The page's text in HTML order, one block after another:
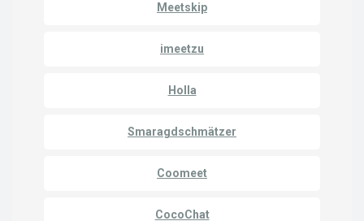
Meetskip
imeetzu
Holla
Smaragdschmätzer
Coomeet
CocoChat